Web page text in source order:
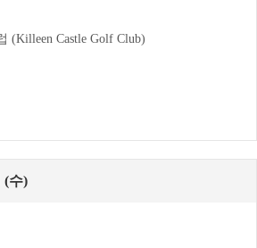
(Killeen Castle Golf Club)
(수)